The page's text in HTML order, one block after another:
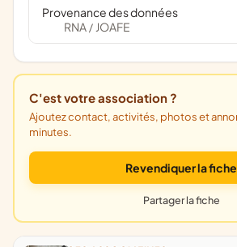
Provenance des données
RNA / JOAFE
C'est votre association ?
Ajoutez contact, activités, photos et annonces. Gratuit, en 5
minutes.
Revendiquer la fiche
Partager la fiche